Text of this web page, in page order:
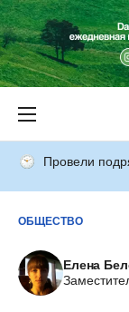
Провели
ОБЩЕСТВО
Елена